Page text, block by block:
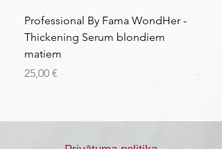
Professional By Fama WondHer -
Thickening Serum blondiem
matiem
Cena
25,00 €
Cena
43,56